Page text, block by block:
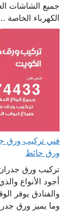
جميع الشاشات
الكهرباء الخاصة
ورق حائط
تركيب ورق
أجود الأنواع
والفنادق يوفر
وما يميز ورق